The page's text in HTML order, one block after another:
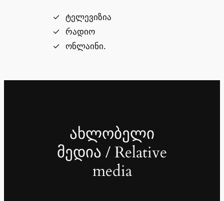
ტელევიზია
რადიო
ონლაინი.
ახლობელი
მედია / Relative
media